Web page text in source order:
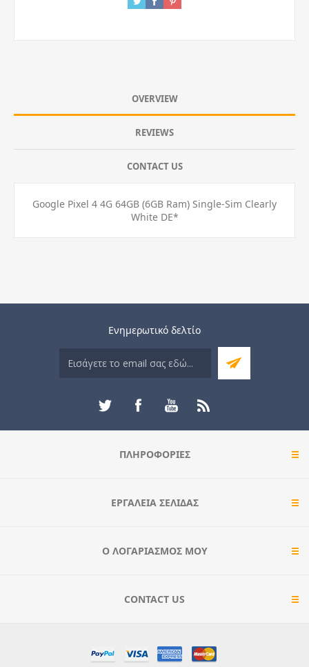
OVERVIEW
REVIEWS
CONTACT US
Google Pixel 4 4G 64GB (6GB Ram) Single-Sim Clearly
White DE*
Ενημερωτικό δελτίο
ΠΛΗΡΟΦΟΡΊΕΣ
ΕΡΓΑΛΕΊΑ ΣΕΛΊΔΑΣ
Ο ΛΟΓΑΡΙΑΣΜΌΣ ΜΟΥ
CONTACT US